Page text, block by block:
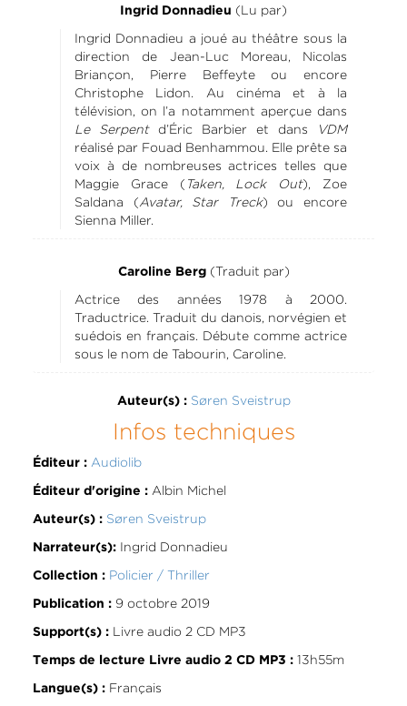
Ingrid Donnadieu (Lu par)
Ingrid Donnadieu a joué au théâtre sous la
direction de Jean-Luc Moreau, Nicolas
Briançon, Pierre Beffeyte ou encore
Christophe Lidon. Au cinéma et à la
télévision, on l’a notamment aperçue dans
Le Serpent d’Éric Barbier et dans
VDM
réalisé par Fouad Benhammou. Elle prête sa
voix à de nombreuses actrices telles que
Maggie Grace ( Taken, Lock Out), Zoe
Saldana (Avatar, Star Treck) ou encore
Sienna Miller.
Caroline Berg(Traduit par)
Actrice des années 1978 à 2000.
Traductrice. Traduit du danois, norvégien et
suédois en français. Débute comme actrice
sous le nom de Tabourin, Caroline.
Auteur(s) : Søren Sveistrup
Infos techniques
Éditeur : Audiolib
Éditeur d'origine :Albin Michel
Auteur(s) : Søren Sveistrup
Narrateur(s):Ingrid Donnadieu
Collection : Policier / Thriller
Publication :9 octobre 2019
Support(s) :Livre audio 2 CD MP3
Temps de lecture Livre audio 2 CD MP3 :13h55m
Langue(s) :Français